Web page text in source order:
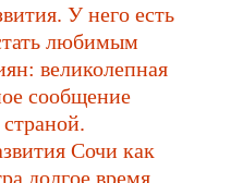
У него есть
любимым
великолепная
сообщение
Сочи как
долгое время